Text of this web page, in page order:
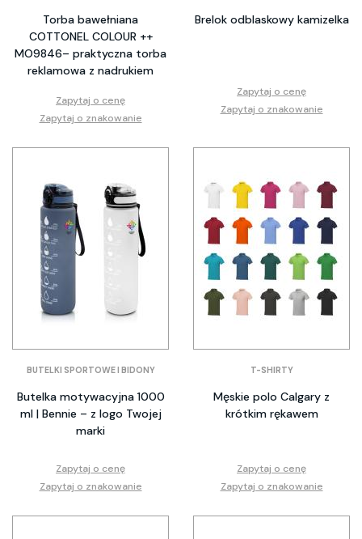
Torba bawełniana
COTTONEL COLOUR ++
MO9846– praktyczna torba
reklamowa z nadrukiem
Zapytaj o cenę
Zapytaj o znakowanie
Brelok odblaskowy kamizelka
Zapytaj o cenę
Zapytaj o znakowanie
BUTELKI SPORTOWE I BIDONY
Butelka motywacyjna 1000
ml | Bennie – z logo Twojej
marki
Zapytaj o cenę
Zapytaj o znakowanie
T-SHIRTY
Męskie polo Calgary z
krótkim rękawem
Zapytaj o cenę
Zapytaj o znakowanie